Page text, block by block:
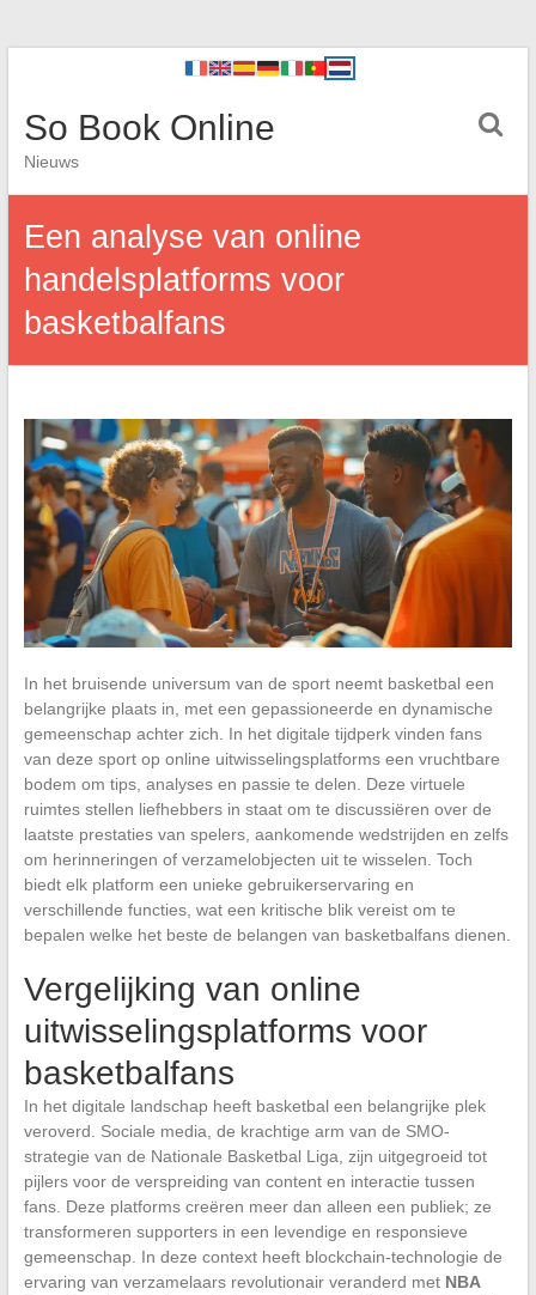
So Book Online
Nieuws
Een analyse van online
handelsplatforms voor
basketbalfans
In het bruisende universum van de sport neemt basketbal een
belangrijke plaats in, met een gepassioneerde en dynamische
gemeenschap achter zich. In het digitale tijdperk vinden fans
van deze sport op online uitwisselingsplatforms een vruchtbare
bodem om tips, analyses en passie te delen. Deze virtuele
ruimtes stellen liefhebbers in staat om te discussiëren over de
laatste prestaties van spelers, aankomende wedstrijden en zelfs
om herinneringen of verzamelobjecten uit te wisselen. Toch
biedt elk platform een unieke gebruikerservaring en
verschillende functies, wat een kritische blik vereist om te
bepalen welke het beste de belangen van basketbalfans dienen.
Vergelijking van online
uitwisselingsplatforms voor
basketbalfans
In het digitale landschap heeft basketbal een belangrijke plek
veroverd. Sociale media, de krachtige arm van de SMO-
strategie van de Nationale Basketbal Liga, zijn uitgegroeid tot
pijlers voor de verspreiding van content en interactie tussen
fans. Deze platforms creëren meer dan alleen een publiek; ze
transformeren supporters in een levendige en responsieve
gemeenschap. In deze context heeft blockchain-technologie de
ervaring van verzamelaars revolutionair veranderd met NBA